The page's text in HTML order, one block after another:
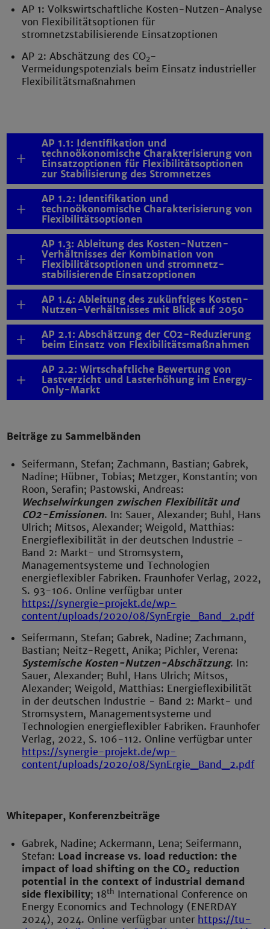
AP 1: Volkswirtschaftliche Kosten-Nutzen-Analyse
von Flexibilitätsoptionen für
stromnetzstabilisierende Einsatzoptionen
AP 2: Abschätzung des CO2-
Vermeidungspotenzials beim Einsatz industrieller
Flexibilitätsmaßnahmen
AP 1.1: Identifikation und
technoökonomische Charakterisierung von
Einsatzoptionen für Flexibilitätsoptionen
zur Stabilisierung des Stromnetzes
AP 1.2: Identifikation und
technoökonomische Charakterisierung von
Flexibilitätsoptionen
AP 1.3: Ableitung des Kosten-Nutzen-
Verhältnisses der Kombination von
Flexibilitätsoptionen und stromnetz-
stabilisierende Einsatzoptionen
AP 1.4: Ableitung des zukünftiges Kosten-
Nutzen-Verhältnisses mit Blick auf 2050
AP 2.1: Abschätzung der CO2-Reduzierung
beim Einsatz von Flexibilitätsmaßnahmen
AP 2.2: Wirtschaftliche Bewertung von
Lastverzicht und Lasterhöhung im Energy-
Only-Markt
Beiträge zu Sammelbänden
Seifermann, Stefan; Zachmann, Bastian; Gabrek,
Nadine; Hübner, Tobias; Metzger, Konstantin; von
Roon, Serafin; Pastowski, Andreas:
Wechselwirkungen zwischen Flexibilität und
CO2-Emissionen. In: Sauer, Alexander; Buhl, Hans
Ulrich; Mitsos, Alexander; Weigold, Matthias:
Energieflexibilität in der deutschen Industrie -
Band 2: Markt- und Stromsystem,
Managementsysteme und Technologien
energieflexibler Fabriken. Fraunhofer Verlag, 2022,
S. 93-106. Online verfügbar unter
https://synergie-projekt.de/wp-
content/uploads/2020/08/SynErgie_Band_2.pdf
Seifermann, Stefan; Gabrek, Nadine; Zachmann,
Bastian; Neitz-Regett, Anika; Pichler, Verena:
Systemische Kosten-Nutzen-Abschätzung. In:
Sauer, Alexander; Buhl, Hans Ulrich; Mitsos,
Alexander; Weigold, Matthias: Energieflexibilität
in der deutschen Industrie - Band 2: Markt- und
Stromsystem, Managementsysteme und
Technologien energieflexibler Fabriken. Fraunhofer
Verlag, 2022, S. 106-112. Online verfügbar unter
https://synergie-projekt.de/wp-
content/uploads/2020/08/SynErgie_Band_2.pdf
Whitepaper, Konferenzbeiträge
Gabrek, Nadine; Ackermann, Lena; Seifermann,
Stefan: Load increase vs. load reduction: the
impact of load shifting on the CO2 reduction
potential in the context of industrial demand
side flexibility; 18th International Conference on
Energy Economics and Technology (ENERDAY
2024), 2024. Online verfügbar unter https://tu-